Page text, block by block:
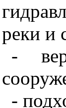
реки и
-
-